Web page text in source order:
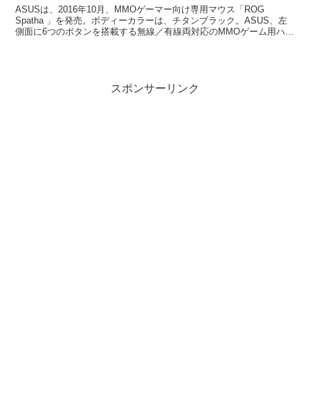
ASUSは、2016年10月、MMOゲーマー向け専用マウス「ROG
Spatha 」を発売。ボディーカラーは、チタンブラック。ASUS、左
側面に6つのボタンを搭載する無線／有線両対応のMMOゲーム用ハイ
スポンサーリンク